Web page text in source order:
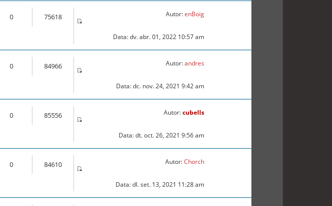
0 75618 Autor:enBoig
Data: dv. abr. 01, 2022 10:57 am
0 84966 Autor:andres
Data: dc. nov. 24, 2021 9:42 am
0 85556 Autor:cubells
Data: dt. oct. 26, 2021 9:56 am
0 84610 Autor:Chorch
Data: dl. set. 13, 2021 11:28 am